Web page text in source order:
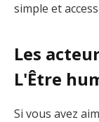
simple et
Les
L'Être
Si vous avez